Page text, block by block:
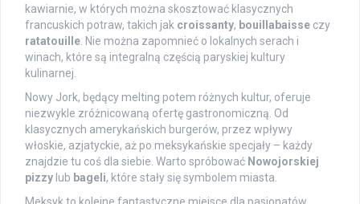
kawiarnie, w których można skosztować klasycznych
francuskich potraw, takich jak croissanty, bouillabaisse czy
ratatouille. Nie można zapomnieć o lokalnych serach i
winach, które są integralną częścią paryskiej kultury
kulinarnej.
Nowy Jork, będący melting potem różnych kultur, oferuje
niezwykle zróżnicowaną ofertę gastronomiczną. Od
klasycznych amerykańskich burgerów, przez wpływy
włoskie, azjatyckie, aż po meksykańskie specjały – każdy
znajdzie tu coś dla siebie. Warto spróbować Nowojorskiej
pizzy lub bageli, które stały się symbolem miasta.